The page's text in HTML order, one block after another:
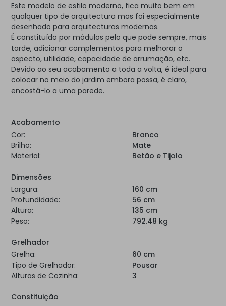
Este modelo de estilo moderno, fica muito bem em
qualquer tipo de arquitectura mas foi especialmente
desenhado para arquitecturas modernas.
É constituído por módulos pelo que pode sempre, mais
tarde, adicionar complementos para melhorar o
aspecto, utilidade, capacidade de arrumação, etc.
Devido ao seu acabamento a toda a volta, é ideal para
colocar no meio do jardim embora possa, é claro,
encostá-lo a uma parede.
Acabamento
Cor:
Branco
Brilho:
Mate
Material:
Betão e Tijolo
Dimensões
Largura:
160 cm
Profundidade:
56 cm
Altura:
135 cm
Peso:
792.48 kg
Grelhador
Grelha:
60 cm
Tipo de Grelhador:
Pousar
Alturas de Cozinha:
3
Constituição